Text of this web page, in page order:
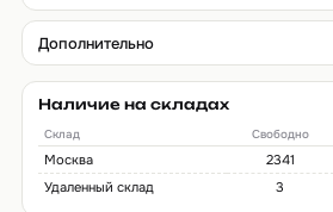
Дополнительно
Наличие на складах
Склад Свободно
Москва 2341
Удаленный склад
3